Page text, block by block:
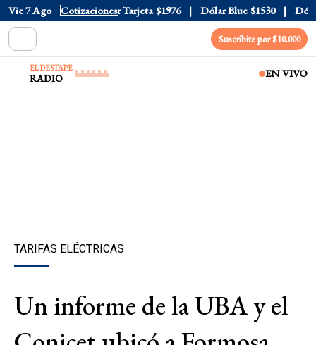
Vie 7 Ago Cotizaciones
$1520 Dólar Tarjeta $1976 Dólar Blue $1530 Dólar
Suscribite por $10.000
EL DESTAPE
RADIO EN VIVO
TARIFAS ELÉCTRICAS
Un informe de la UBA y el